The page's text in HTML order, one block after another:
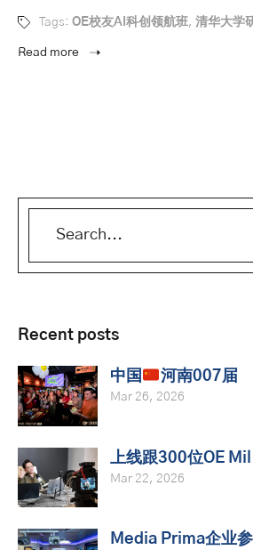
Tags: OE校友AI科创领航班, 清华大学
Read more
Recent posts
中国 河南007届
Mar 26, 2026
上线跟300位OE
Mar 22, 2026
Media Prima企业